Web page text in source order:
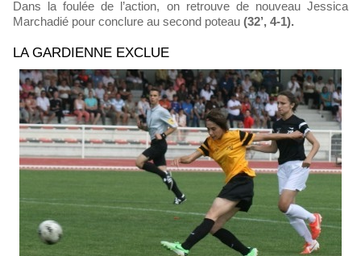
Dans la foulée de l’action, on retrouve de nouveau Jessica
Marchadié pour conclure au second poteau (32’, 4-1).
LA GARDIENNE EXCLUE